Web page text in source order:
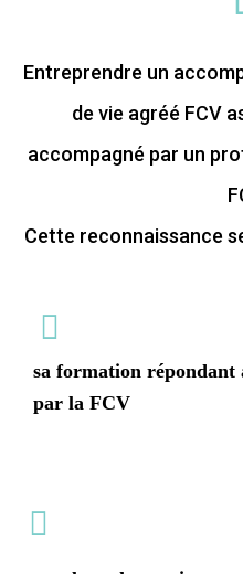
Entreprendre un
de vie agréé FCV
accompagné par un
Cette reconnaissance
sa formation répondant
par la FCV